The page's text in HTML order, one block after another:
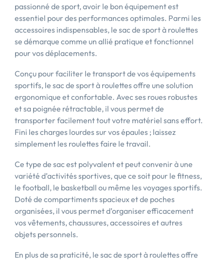
passionné de sport, avoir le bon équipement est
essentiel pour des performances optimales. Parmi les
accessoires indispensables, le sac de sport à roulettes
se démarque comme un allié pratique et fonctionnel
pour vos déplacements.
Conçu pour faciliter le transport de vos équipements
sportifs, le sac de sport à roulettes offre une solution
ergonomique et confortable. Avec ses roues robustes
et sa poignée rétractable, il vous permet de
transporter facilement tout votre matériel sans effort.
Fini les charges lourdes sur vos épaules ; laissez
simplement les roulettes faire le travail.
Ce type de sac est polyvalent et peut convenir à une
variété d’activités sportives, que ce soit pour le fitness,
le football, le basketball ou même les voyages sportifs.
Doté de compartiments spacieux et de poches
organisées, il vous permet d’organiser efficacement
vos vêtements, chaussures, accessoires et autres
objets personnels.
En plus de sa praticité, le sac de sport à roulettes offre